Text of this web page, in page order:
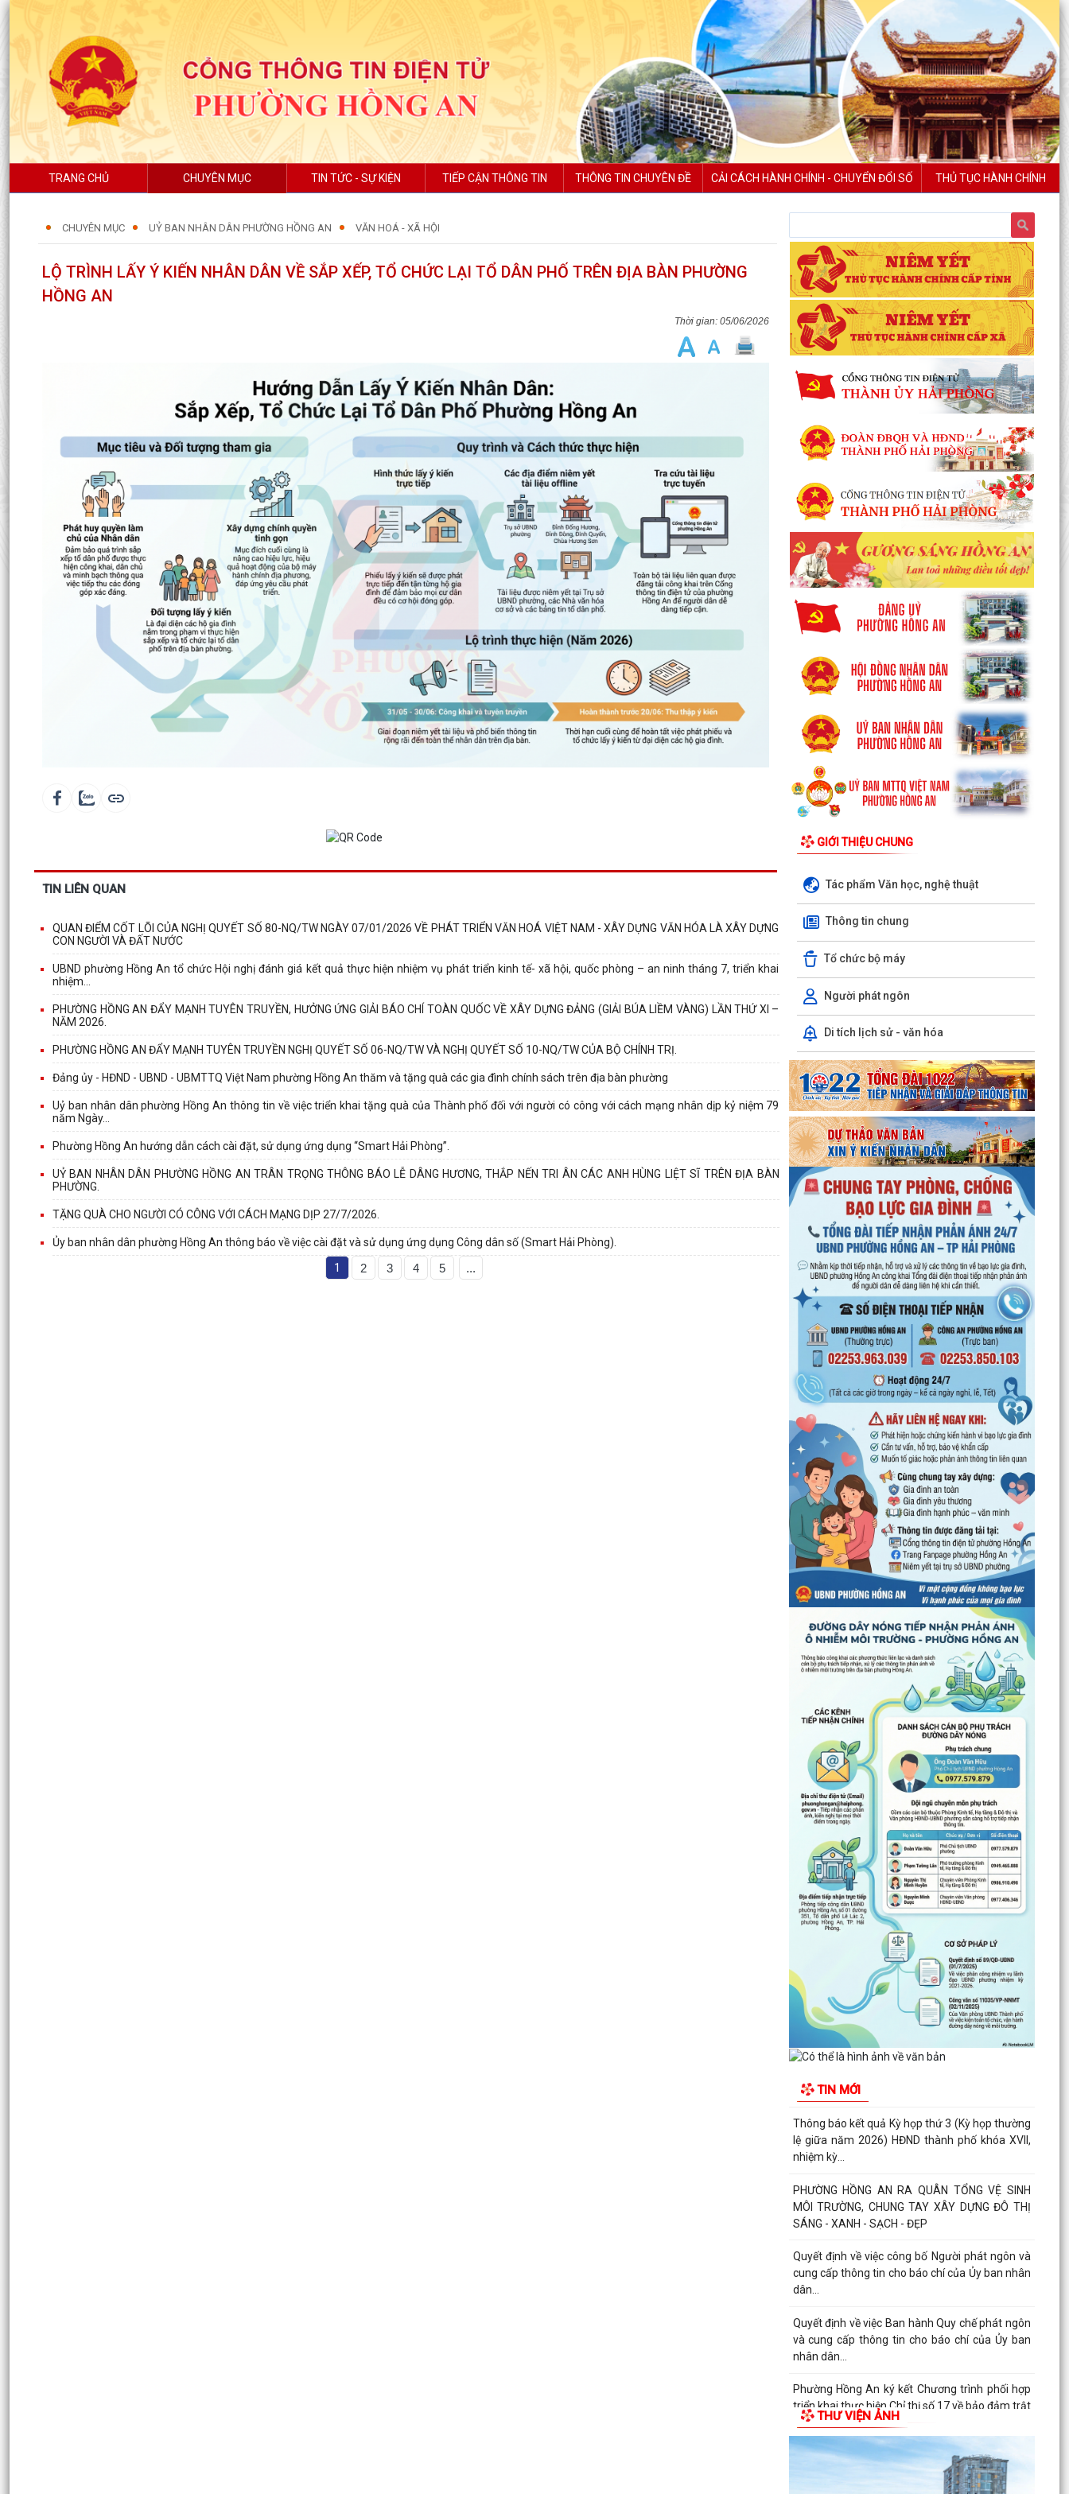
TRANG CHỦ CHUYÊN MỤC TIN TỨC - SỰ KIỆN TIẾP CẬN THÔNG TIN THÔNG TIN CHUYÊN ĐỀ CẢI CÁCH HÀNH CHÍNH - CHUYỂN ĐỔI SỐ THỦ TỤC HÀNH CHÍNH
CHUYÊN MỤC UỶ BAN NHÂN DÂN PHƯỜNG HỒNG AN VĂN HOÁ - XÃ HỘI
LỘ TRÌNH LẤY Ý KIẾN NHÂN DÂN VỀ SẮP XẾP, TỔ CHỨC LẠI TỔ DÂN PHỐ TRÊN ĐỊA BÀN PHƯỜNG
HỒNG AN
05/06/2026
TIN LIÊN QUAN
QUAN ĐIỂM CỐT LÕI CỦA NGHỊ QUYẾT SỐ 80-NQ/TW NGÀY 07/01/2026 VỀ PHÁT TRIỂN VĂN HOÁ VIỆT NAM - XÂY DỰNG VĂN HÓA LÀ XÂY DỰNG
CON NGƯỜI VÀ ĐẤT NƯỚC
UBND phường Hồng An tổ chức Hội nghị đánh giá kết quả thực hiện nhiệm vụ phát triển kinh tế- xã hội, quốc phòng – an ninh tháng 7, triển khai
nhiệm...
PHƯỜNG HỒNG AN ĐẨY MẠNH TUYÊN TRUYỀN, HƯỞNG ỨNG GIẢI BÁO CHÍ TOÀN QUỐC VỀ XÂY DỰNG ĐẢNG (GIẢI BÚA LIỀM VÀNG) LẦN THỨ XI –
NĂM 2026.
PHƯỜNG HỒNG AN ĐẨY MẠNH TUYÊN TRUYỀN NGHỊ QUYẾT SỐ 06-NQ/TW VÀ NGHỊ QUYẾT SỐ 10-NQ/TW CỦA BỘ CHÍNH TRỊ.
Đảng ủy - HĐND - UBND - UBMTTQ Việt Nam phường Hồng An thăm và tặng quà các gia đình chính sách trên địa bàn phường
Uỷ ban nhân dân phường Hồng An thông tin về việc triển khai tặng quà của Thành phố đối với người có công với cách mạng nhân dịp kỷ niệm 79
năm Ngày...
Phường Hồng An hướng dẫn cách cài đặt, sử dụng ứng dụng “Smart Hải Phòng”.
UỶ BAN NHÂN DÂN PHƯỜNG HỒNG AN TRÂN TRỌNG THÔNG BÁO LỄ DÂNG HƯƠNG, THẮP NẾN TRI ÂN CÁC ANH HÙNG LIỆT SĨ TRÊN ĐỊA BÀN
PHƯỜNG.
TẶNG QUÀ CHO NGƯỜI CÓ CÔNG VỚI CÁCH MẠNG DỊP 27/7/2026.
Ủy ban nhân dân phường Hồng An thông báo về việc cài đặt và sử dụng ứng dụng Công dân số (Smart Hải Phòng).
1 2 3 4 5 ...
GIỚI THIỆU CHUNG
Tác phẩm Văn học, nghệ thuật
Thông tin chung
Tổ chức bộ máy
Người phát ngôn
Di tích lịch sử - văn hóa
TIN MỚI
UBND phường Hồng An thông tin về Nghị quyết
số 23/2026/NQ-HĐND ngày 28/7/2026 của
HĐND thành phố...
Bình dân học vụ số - nền tảng cho sự phát triển
trong kỷ nguyên số
Thông báo về việc niêm yết công khai Phương
án bồi thường, hỗ trợ dự kiến đối với các hộ gia
đình,...
QUAN ĐIỂM CỐT LÕI CỦA NGHỊ QUYẾT SỐ 80-
NQ/TW NGÀY 07/01/2026 VỀ PHÁT TRIỂN VĂN
HOÁ VIỆT NAM - XÂY...
PHƯỜNG HỒNG AN TỔ CHỨC SƠ KẾT ĐÁNH GIÁ
TÌNH HÌNH TRIỂN KHAI THỰC HIỆN MÔ HÌNH “TỔ
DÂN PHỐ KHÔNG MA...
Thông báo kết quả Kỳ họp thứ 3 (Kỳ họp thường
lệ giữa năm 2026) HĐND thành phố khóa XVII,
nhiệm kỳ...
PHƯỜNG HỒNG AN RA QUÂN TỔNG VỆ SINH
MÔI TRƯỜNG, CHUNG TAY XÂY DỰNG ĐÔ THỊ
SÁNG - XANH - SẠCH - ĐẸP
Quyết định về việc công bố Người phát ngôn và
cung cấp thông tin cho báo chí của Ủy ban nhân
Quyết định về việc Ban hành Quy chế phát ngôn
và cung cấp thông tin cho báo chí của Ủy ban
nhân dân...
Phường Hồng An ký kết Chương trình phối hợp
tự...
TĂNG CƯỜNG TUYÊN TRUYỀN, GIÁO DỤC CHÍNH
TRỊ, TƯ TƯỞNG, PHÁP LUẬT CHO CÔNG NHÂN
– ĐỘNG LỰC XÂY DỰNG...
PHƯỜNG HỒNG AN ĐƯA CÔNG NGHỆ SỐ ĐẾN
TẬN TAY NGƯỜI DÂN TẠI 16 TỔ DÂN PHỐ –
HƯỚNG TỚI CHÍNH QUYỀN SỐ...
Đảng bộ phường Hồng An học tập Nghị quyết
Trung ương 3 khóa XIV.
ĐẠO CỦA ĐẢNG ĐỐI VỚI VIỆC THỰC HIỆN DÂN
CHỦ Ở CƠ SỞ TRONG...
ĐIỀU ĐẢNG VIÊN KHÔNG ĐƯỢC LÀM
ĐẢNG UỶ - HĐND - UBND- UBMTTQ VN PHƯỜNG
HỒNG AN THĂM VÀ CHÚC MỪNG LIÊN ĐOÀN
LAO ĐỘNG THÀNH PHỐ NHÂN...
UBND phường Hồng An tổ chức Hội nghị đánh
THƯ VIỆN ẢNH